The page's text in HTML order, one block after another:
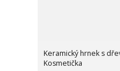
Keramický hrnek s
Kosmetička